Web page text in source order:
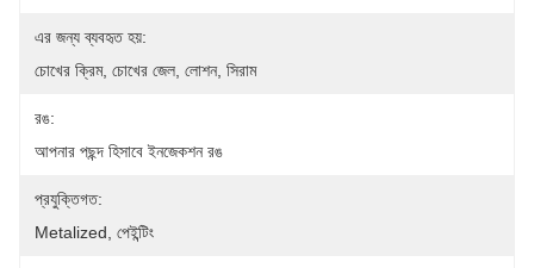
এর জন্য ব্যবহৃত হয়:
চোখের ক্রিম, চোখের জেল, লোশন, সিরাম
রঙ:
আপনার পছন্দ হিসাবে ইনজেকশন রঙ
প্রযুক্তিগত:
Metalized, পেইন্টিং